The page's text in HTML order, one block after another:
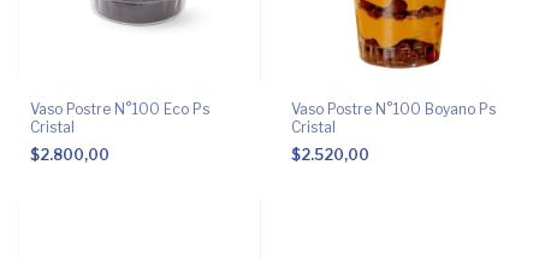
Vaso Postre N°100 Eco Ps
Cristal
$2.800,00
Vaso Postre N°100 Boyano Ps
Cristal
$2.520,00